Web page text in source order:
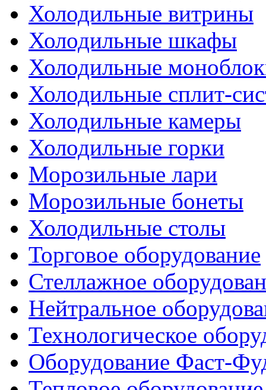
Холодильные витрины
Холодильные шкафы
Холодильные
Холодильные сплит-
Холодильные камеры
Холодильные горки
Морозильные лари
Морозильные бонеты
Холодильные столы
Торговое оборудование
Стеллажное
Нейтральное
Технологическое
Оборудование Фаст-